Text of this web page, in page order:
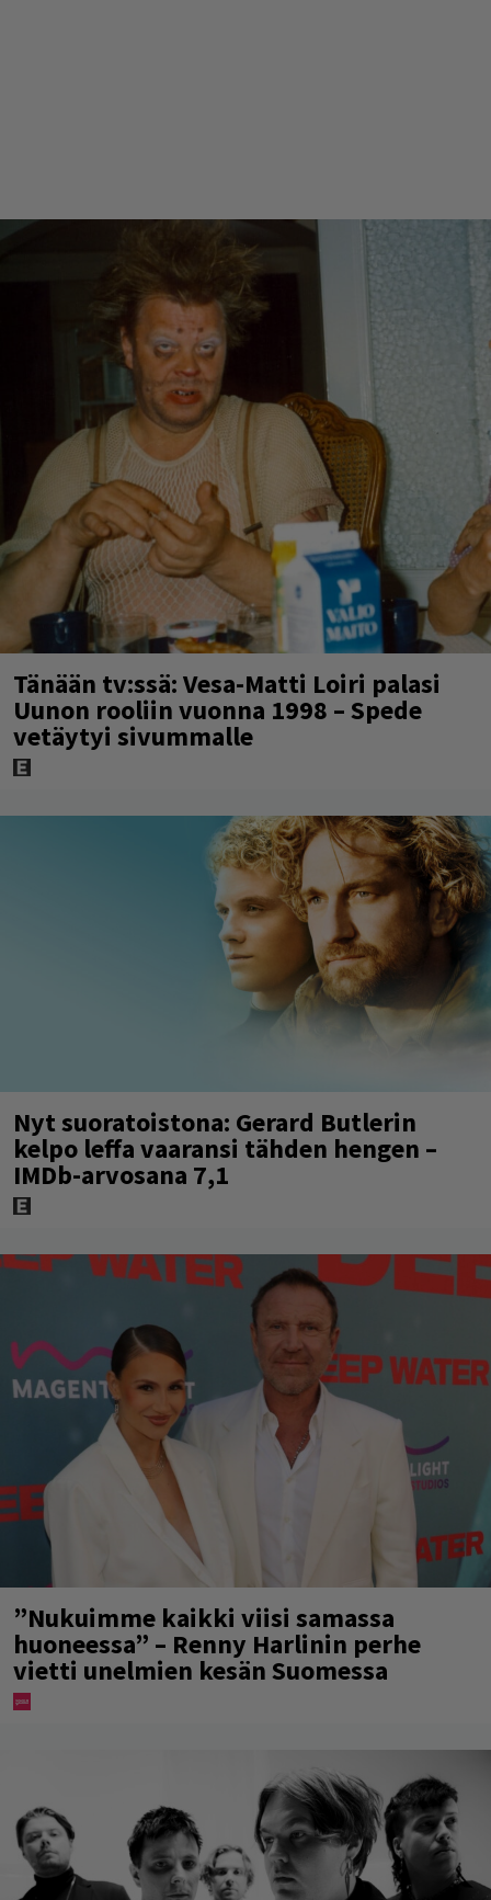
Tänään tv:ssä: Vesa-Matti Loiri palasi
Uunon rooliin vuonna 1998 – Spede
vetäytyi sivummalle
Nyt suoratoistona: Gerard Butlerin
kelpo leffa vaaransi tähden hengen –
IMDb-arvosana 7,1
”Nukuimme kaikki viisi samassa
huoneessa” – Renny Harlinin perhe
vietti unelmien kesän Suomessa